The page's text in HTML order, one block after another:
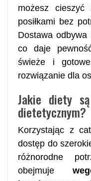
możesz cieszyć
posiłkami bez
Dostawa
co daje
świeże i
rozwiązanie dla
Jakie diety
dietetycznym?
Korzystając z
dostęp do
różnorodne
obejmuje